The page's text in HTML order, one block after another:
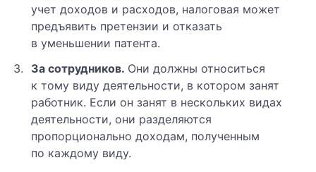
учет доходов и расходов, налоговая может
предъявить претензии и отказать
в уменьшении патента.
За сотрудников. Они должны относиться
к тому виду деятельности, в котором занят
работник. Если он занят в нескольких видах
деятельности, они разделяются
пропорционально доходам, полученным
по каждому виду.